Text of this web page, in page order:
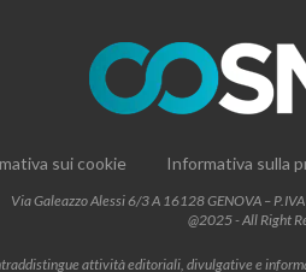
sui cookie Informativa sulla
Via Galeazzo Alessi 6/3 A 16128 GENOVA –
@2025 - All Right
attività editoriali, divulgative e